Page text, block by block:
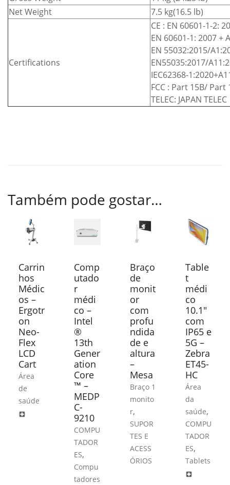
Net Weight
7.5 kg(16.5 lb)
Certifications
CE : EN 60601-1-2:
EN 60601-1: 2007 +
EN 55032:2015/
EN55035:2017/
IEC62368-
FCC : Part 15B/ Part
TELEC: JAPAN TELEC
Também pode gostar…
Carrin
hos
Médic
os –
Ergotr
on
Neo-
Flex
LCD
Cart
Área
de
saúde
local_hospital
Comp
utado
r
médi
co –
Intel
®
13th
Gener
ation
Core
™ –
MEDP
C-
9210
COMPU
TADOR
ES,
Compu
tadores
Braço
de
monit
or
com
profu
ndida
de e
altura
–
Mesa
Braço 1
monito
r,
SUPOR
TES E
ACESS
ÓRIOS
Table
t
médi
co
10.1″
com
IP65 e
5G –
Zebra
ET45-
HC
Área
da
saúde,
COMPU
TADOR
ES,
Tablets
local_hospital